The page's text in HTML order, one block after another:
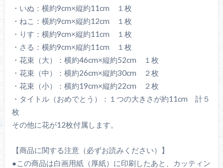
・いぬ：横約9cm×縦約11cm １枚
・ねこ：横約9cm×縦約12cm １枚
・りす：横約9cm×縦約11cm １枚
・さる：横約9cm×縦約11cm １枚
・花束（大）：横約46cm×縦約52cm １枚
・花束（中）：横約26cm×縦約30cm ２枚
・花束（小）：横約19cm×縦約22cm ２枚
・タイトル（おめでとう）：１つの大きさが約11cm 計５
枚
その他に花が12枚付属します。
【商品に関する注意（必ずお読みください）】
●この商品は白画用紙（厚紙）に印刷したあと、カッティン